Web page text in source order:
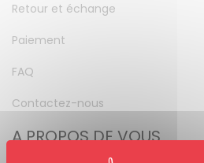
Retour et échange
Paiement
FAQ
Contactez-nous
A PROPOS DE VOUS